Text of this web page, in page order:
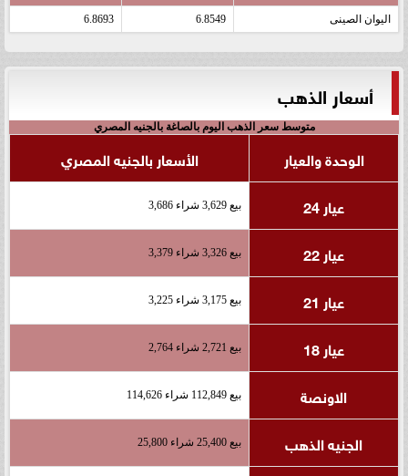
اليوان الصينى 6.8549
6.8693
أسعار الذهب
متوسط سعر الذهب اليوم بالصاغة بالجنيه المصري
الوحدة والعيار
الأسعار بالجنيه المصري
عيار 24
بيع 3,629 شراء 3,686
عيار 22 بيع 3,326 شراء 3,379
عيار 21 بيع 3,175 شراء 3,225
عيار 18 بيع 2,721 شراء 2,764
الاونصة بيع 112,849 شراء 114,626
الجنيه الذهب بيع 25,400 شراء 25,800